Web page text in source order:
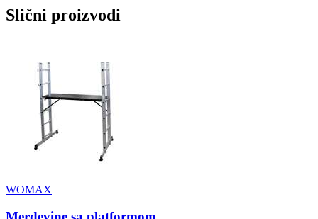
Slični proizvodi
WOMAX